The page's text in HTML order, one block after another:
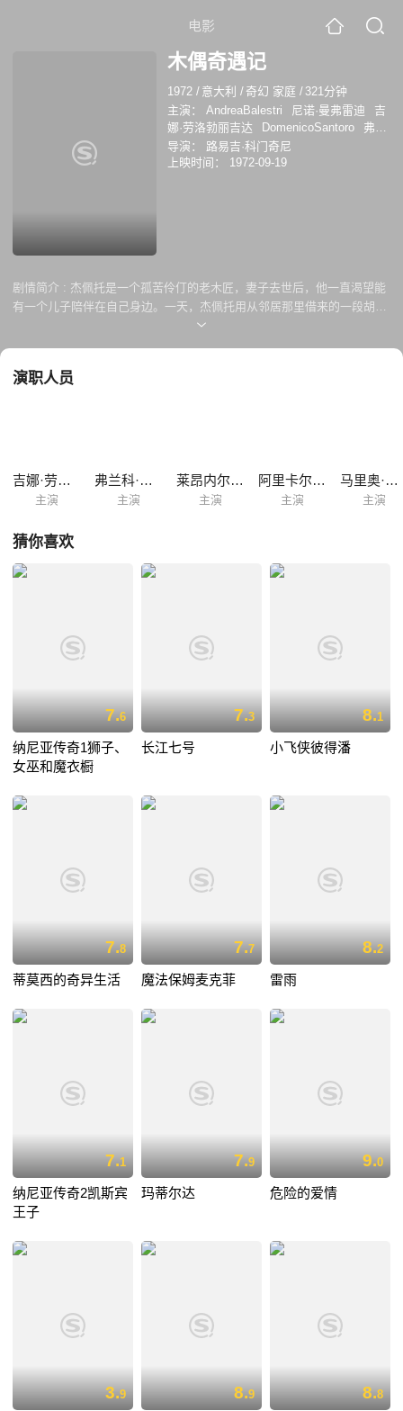
电影
木偶奇遇记
1972 / 意大利 / 奇幻 家庭 / 321分钟
主演：
AndreaBalestri 尼诺·曼弗雷迪
吉
娜·劳洛勃丽吉达
DomenicoSantoro
弗兰
科·弗兰基
奇乔·因格拉西亚
莱昂内尔·斯坦德
阿里卡尔多·维尼
WalterBuschhoff
克拉拉·科洛西莫
奥拉
齐奥·奥兰多
卡洛·巴尼奥
恩佐·卡拉瓦勒
金特·施托尔
勒尼纳·蒙丹亚尼
弗莱德.威
梅尔罗格
西里娅·贝蒂 Zoe Incrocci
Ugo
导演：
路易吉·科门奇尼
上映时间：
1972-09-19
剧情简介 : 杰佩托是一个孤苦伶仃的老木匠，妻子去世后，他一直渴望能
有一个儿子陪伴在自己身边。一天，杰佩托用从邻居那里借来的一段胡桃
木作了一个木偶，谁知木偶却变成了一个小男孩，并声称自己的名字叫皮
诺曹为了逃学竟随曼加波克的魔术团离家出走。离开家的日子里，皮诺曹
演职人员
吉娜·劳洛勃丽吉达
主演
弗兰科·弗兰基
主演
莱昂内尔·斯坦德
主演
阿里卡尔多·维尼
主演
马里奥·阿多夫
主演
猜你喜欢
7.6
纳尼亚传奇1狮子、
女巫和魔衣橱
7.3
长江七号
8.1
小飞侠彼得潘
7.8
蒂莫西的奇异生活
7.7
魔法保姆麦克菲
8.2
雷雨
7.1
纳尼亚传奇2凯斯宾
王子
7.9
玛蒂尔达
9.0
危险的爱情
3.9 8.9 8.8